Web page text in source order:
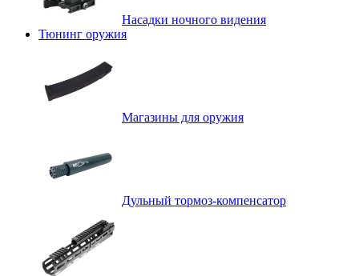
Насадки ночного видения
Тюнинг оружия
Магазины для оружия
Дульный тормоз-компенсатор